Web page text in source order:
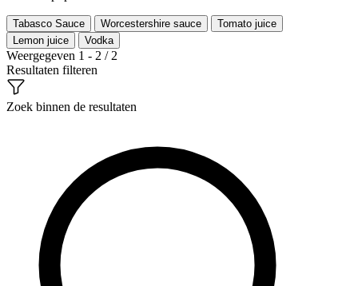
Tabasco Sauce Worcestershire sauce
Tomato juice
Lemon juice
Vodka
Weergegeven 1 - 2 / 2
Resultaten filteren
Zoek binnen de resultaten